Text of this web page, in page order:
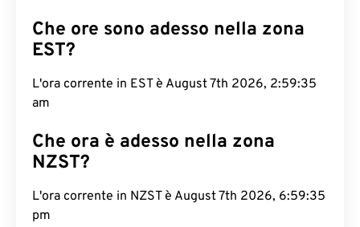
Che ore sono adesso nella zona
EST?
L'ora corrente in EST è August 7th 2026, 2:59:36
am
Che ora è adesso nella zona
NZST?
L'ora corrente in NZST è August 7th 2026, 6:59:36
pm